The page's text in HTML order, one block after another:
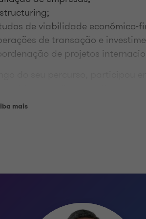
de viabilidade económico-
de transação e
de projetos
de atividade em operações
mais